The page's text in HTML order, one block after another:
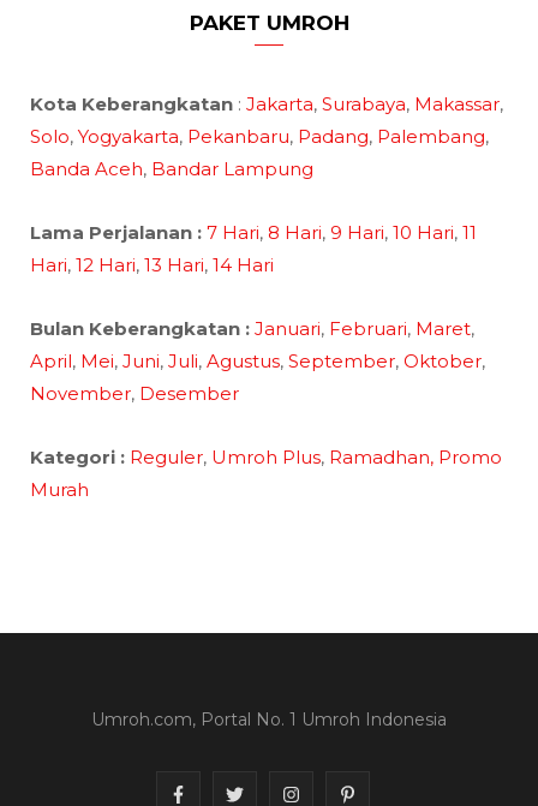
PAKET UMROH
Kota Keberangkatan : Jakarta, Surabaya, Makassar,
Solo, Yogyakarta, Pekanbaru, Padang, Palembang,
Banda Aceh, Bandar Lampung
Lama Perjalanan : 7 Hari, 8 Hari, 9 Hari, 10 Hari, 11
Hari, 12 Hari, 13 Hari, 14 Hari
Bulan Keberangkatan : Januari, Februari, Maret,
April, Mei, Juni, Juli, Agustus, September, Oktober,
November, Desember
Kategori : Reguler, Umroh Plus, Ramadhan, Promo
Murah
Umroh.com, Portal No. 1 Umroh Indonesia
F
T
I
P